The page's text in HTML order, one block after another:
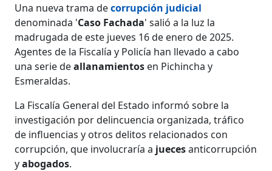
Una nueva trama decorrupción judicial
denominada 'Caso Fachada' salió a la luz la
madrugada de este jueves 16 de enero de 2025.
Agentes de la Fiscalía y Policía han llevado a cabo
una serie deallanamientos en Pichincha y
Esmeraldas.
La Fiscalía General del Estado informó sobre la
investigación por delincuencia organizada, tráfico
de influencias y otros delitos relacionados con
corrupción, que involucraría a juecesanticorrupción
yabogados.